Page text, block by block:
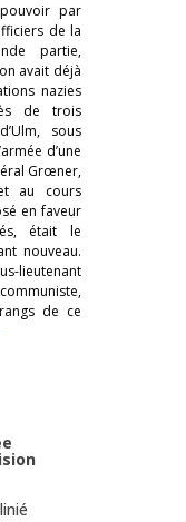
par
de la
partie,
avait déjà
nazies
de trois
sous
d’une
Grœner,
au cours
en faveur
était le
nouveau.
lieutenant
de ce